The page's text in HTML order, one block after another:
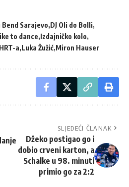
Bend Sarajevo DJ Oli do Bolli
to dance Izdajničko kolo
a Luka Žužić Miron Hauser
SLJEDEĆI ČLANAK
Džeko postigao go i
dobio crveni karton, a
Schalke u 98. minuti
primio go za 2:2